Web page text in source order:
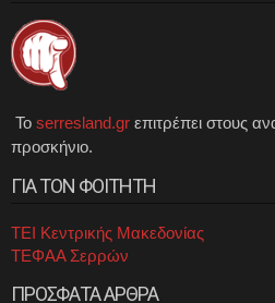
Το serresland.gr επιτρέπει στους
προσκήνιο.
ΓΙΑ ΤΟΝ ΦΟΙΤΗΤΗ
ΤΕΙ Κεντρικής Μακεδονίας
ΤΕΦΑΑ Σερρών
ΠΡΟΣΦΑΤΑ ΑΡΘΡΑ